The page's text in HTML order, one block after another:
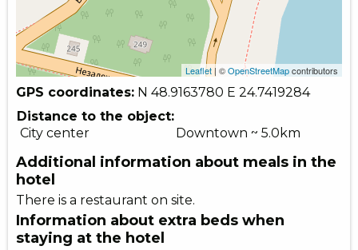
Leaflet| ©OpenStreetMapcontributors
GPS coordinates: N 48.9163780 E 24.7419284
Distance to the object:
City center
Downtown ~ 5.0km
Additional information about meals in the
hotel
There is a restaurant on site.
Information about extra beds when
staying at the hotel